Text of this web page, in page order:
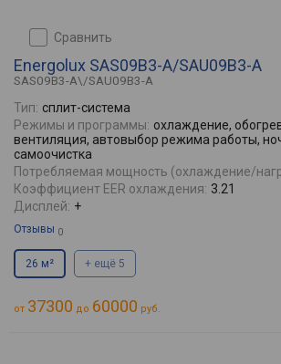
сравнить
Energolux SAS09B3-A/SAU09B3-A
SAS09B3-A\/SAU09B3-A
Тип: сплит-система
Режимы и программы: охлаждение,
вентиляция, автовыбор режима работы,
самоочистка
Потребляемая мощность (охлаждение/
Коэффициент EER охлаждения: 3.21
Дисплей: +
Отзывы 0
26 м² + ещё 5
от 37300 до 60000 руб.